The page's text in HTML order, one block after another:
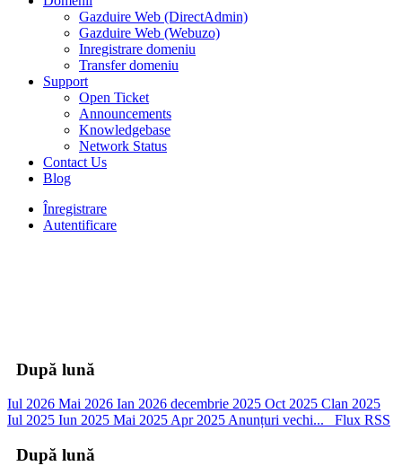
Gazduire Web (DirectAdmin)
Gazduire Web (Webuzo)
Inregistrare domeniu
Transfer domeniu
Support
Open Ticket
Announcements
Knowledgebase
Network Status
Contact Us
Blog
Înregistrare
Autentificare
După lună
Iul 2026 Mai 2026 Ian 2026 decembrie 2025 Oct 2025 Clan 2025
Iul 2025 Iun 2025 Mai 2025Apr 2025Anunțuri vechi... Flux RSS
După lună